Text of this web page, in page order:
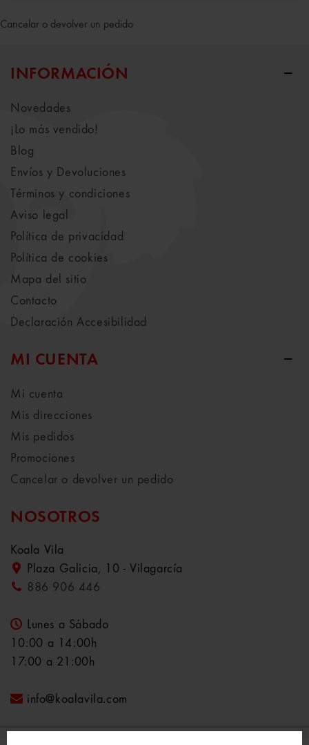
Cancelar o devolver un pedido
INFORMACIÓN
Novedades
¡Lo más vendido!
Blog
Envíos y Devoluciones
Términos y condiciones
Aviso legal
Política de privacidad
Política de cookies
Mapa del sitio
Contacto
Declaración Accesibilidad
MI CUENTA
Mi cuenta
Mis direcciones
Mis pedidos
Promociones
Cancelar o devolver un pedido
NOSOTROS
Koala Vila
Plaza Galicia, 10 - Vilagarcía
886 906 446
Lunes a Sábado
10:00 a 14:00h
17:00 a 21:00h
info@koalavila.com